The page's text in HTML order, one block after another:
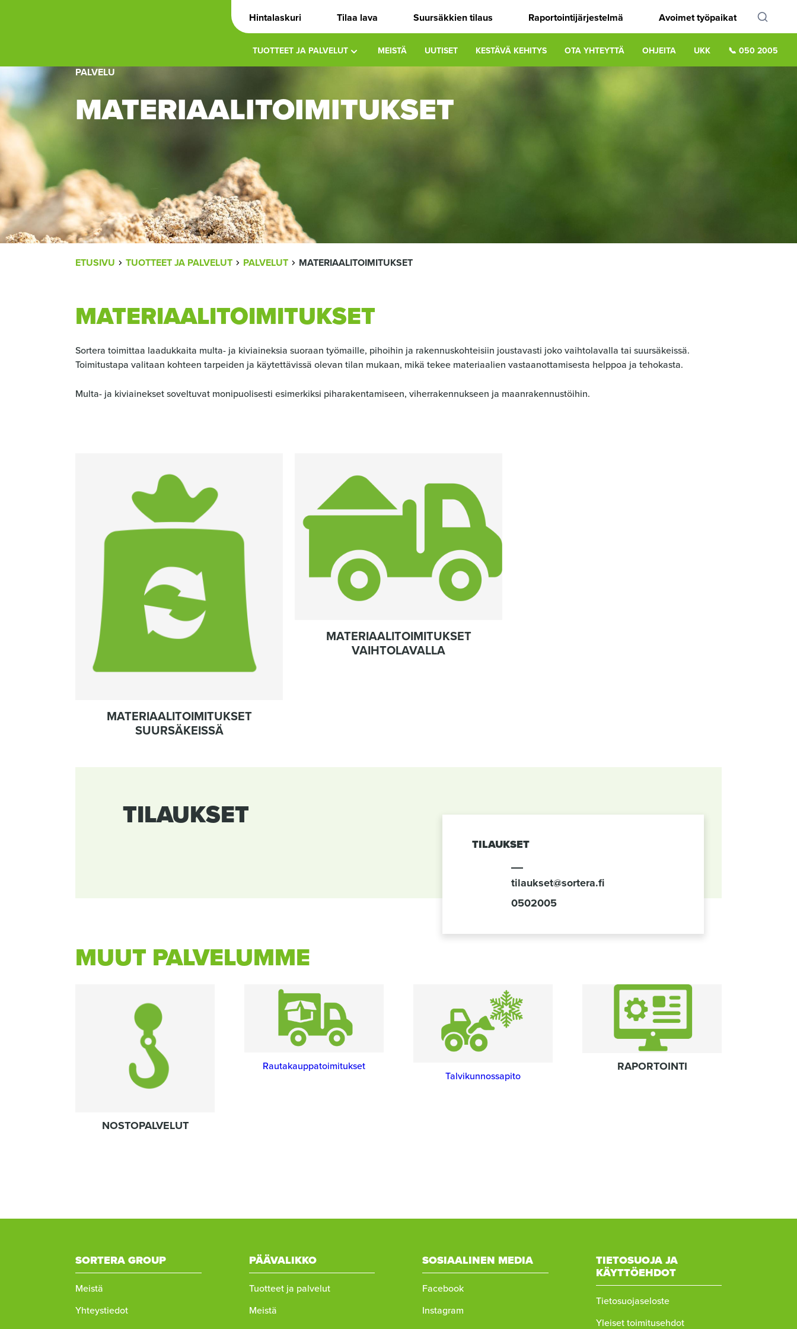
Hintalaskuri Tilaa lava Suursäkkien tilaus Raportointijärjestelmä Avoimet työpaikat
TUOTTEET JA PALVELUT MEISTÄ UUTISET KESTÄVÄ KEHITYS OTA YHTEYTTÄ OHJEITA UKK 📞 050 2005
PALVELU
MATERIAALITOIMITUKSET
MURUPOLKU
ETUSIVU TUOTTEET JA PALVELUT PALVELUT MATERIAALITOIMITUKSET
MATERIAALITOIMITUKSET
Sortera toimittaa laadukkaita multa- ja kiviaineksia suoraan työmaille, pihoihin ja rakennuskohteisiin joustavasti joko vaihtolavalla tai suursäkeissä.
Toimitustapa valitaan kohteen tarpeiden ja käytettävissä olevan tilan mukaan, mikä tekee materiaalien vastaanottamisesta helppoa ja tehokasta.
Multa- ja kiviainekset soveltuvat monipuolisesti esimerkiksi piharakentamiseen, viherrakennukseen ja maanrakennustöihin.
MATERIAALITOIMITUKSET
SUURSÄKEISSÄ
MATERIAALITOIMITUKSET
VAIHTOLAVALLA
TILAUKSET
TILAUKSET
tilaukset@sortera.fi
0502005
MUUT PALVELUMME
NOSTOPALVELUT
Rautakauppatoimitukset
Talvikunnossapito
RAPORTOINTI
SORTERA GROUP
Meistä
Yhteystiedot
PÄÄVALIKKO
Tuotteet ja palvelut
Meistä
SOSIAALINEN MEDIA
Facebook
Instagram
TIETOSUOJA JA
KÄYTTÖEHDOT
Tietosuojaseloste
Yleiset toimitusehdot